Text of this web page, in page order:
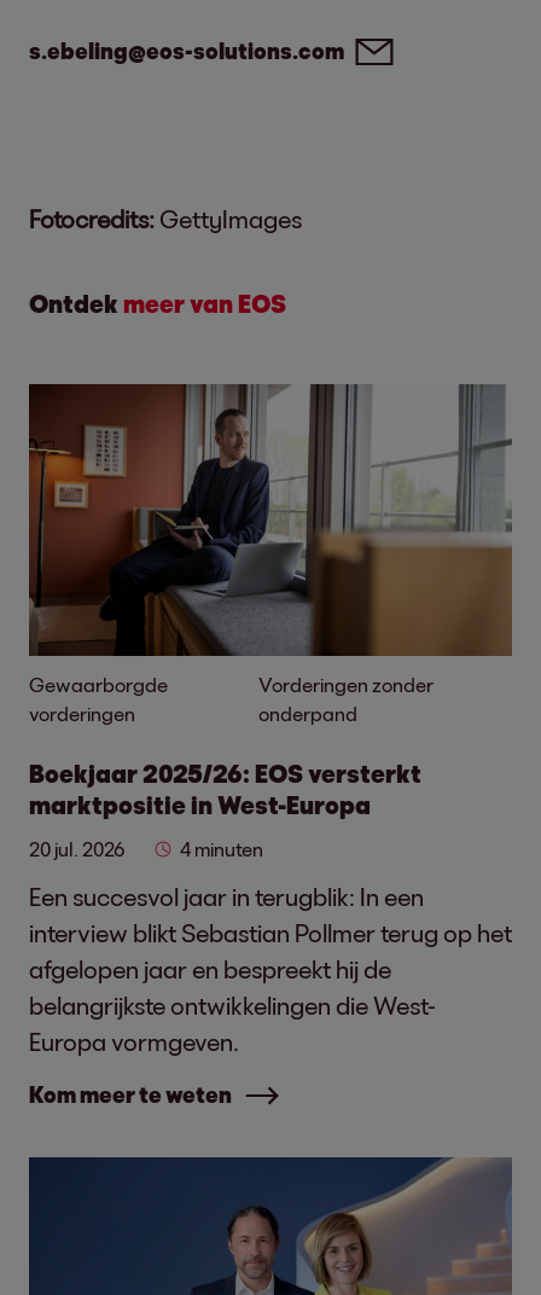
s.ebeling@eos-solutions.com
Fotocredits: GettyImages
Ontdek meer van EOS
Gewaarborgde
vorderingen
Vorderingen zonder
onderpand
Boekjaar 2025/26: EOS versterkt
marktpositie in West-Europa
20 jul. 2026 4 minuten
Een succesvol jaar in terugblik: In een
interview blikt Sebastian Pollmer terug op het
afgelopen jaar en bespreekt hij de
belangrijkste ontwikkelingen die West-
Europa vormgeven.
Kom meer te weten